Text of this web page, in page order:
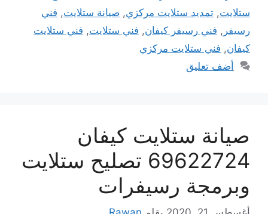
ستلايت, تمديد ستلايت مركزي, صيانة ستلايت, فني
رسيفر , فني رسيفر كيفان, فني ستلايت, فني ستلايت
كيفان, فني ستلايت مركزي
أضف تعليق
صيانة ستلايت كيفان
69622724 تصليح ستلايت
وبرمجة رسيفرات